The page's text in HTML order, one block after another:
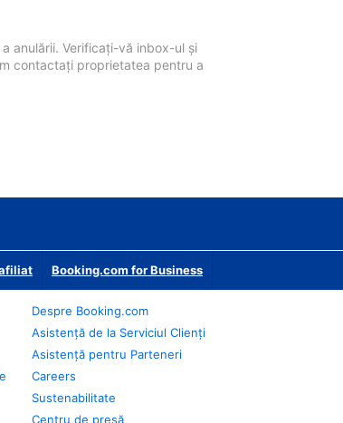
anulării. Verificați-vă inbox-ul și
contactați proprietatea pentru a
Booking.com for Business
Despre Booking.com
Asistență de la Serviciul Clienți
Asistență pentru Parteneri
Careers
Sustenabilitate
Centru de presă